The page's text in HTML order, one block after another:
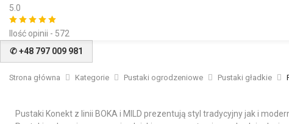
5.0
Ilość opinii - 572
✆ +48 797 009 981
Strona główna Kategorie Pustaki ogrodzeniowe Pustaki gładkie
Pustaki Konekt z linii BOKA i MILD prezentują styl tradycyjny jak i